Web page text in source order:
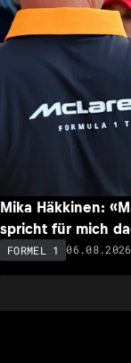
Mika Häkkinen:
spricht für mich
FORMEL 1